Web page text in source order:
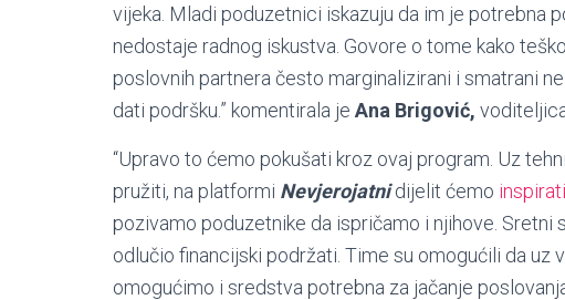
vijeka. Mladi poduzetnici iskazuju da im je potrebna
nedostaje radnog iskustva. Govore o tome kako
poslovnih partnera često marginalizirani i smatrani
dati podršku.” komentirala je Ana Brigović,
“Upravo to ćemo pokušati kroz ovaj program. Uz
pružiti, na platformi Nevjerojatnidijelit ćemo
pozivamo poduzetnike da ispričamo i njihove. Sretni
odlučio financijski podržati. Time su omogućili da uz
omogućimo i sredstva potrebna za jačanje